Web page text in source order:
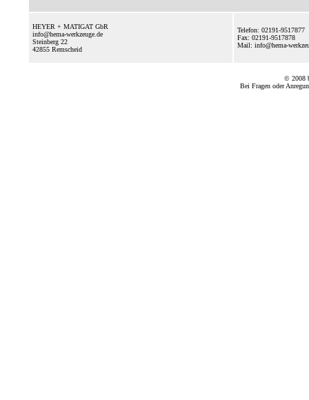
HEYER + MATIGAT GbR
info@hema-werkzeuge.de
Steinberg 22
42855 Remscheid
Telefon: 02191-9517877
Fax: 02191-9517878
Mail: info@hema-
© 2008
Bei Fragen oder